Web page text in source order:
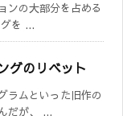
ンの大部分を占める
を ...
グのリベット
ラムといった旧作の
だが、 ...